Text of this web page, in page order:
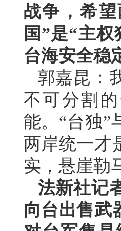
战争，希
国”是“主
台海安全稳
郭嘉昆：
不可分割
能。“台独”
两岸统一才
实，悬崖勒
法新社记
向台出售武